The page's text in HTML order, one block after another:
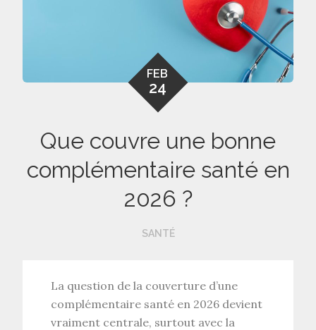
FEB
24
Que couvre une bonne
complémentaire santé en
2026 ?
SANTÉ
La question de la couverture d’une
complémentaire santé en 2026 devient
vraiment centrale, surtout avec la